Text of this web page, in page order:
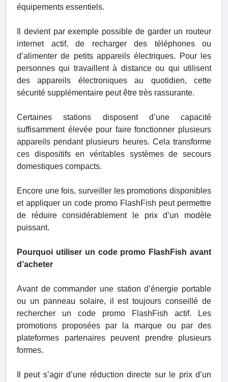
équipements essentiels.
Il devient par exemple possible de garder un routeur
internet actif, de recharger des téléphones ou
d’alimenter de petits appareils électriques. Pour les
personnes qui travaillent à distance ou qui utilisent
des appareils électroniques au quotidien, cette
sécurité supplémentaire peut être très rassurante.
Certaines stations disposent d’une capacité
suffisamment élevée pour faire fonctionner plusieurs
appareils pendant plusieurs heures. Cela transforme
ces dispositifs en véritables systèmes de secours
domestiques compacts.
Encore une fois, surveiller les promotions disponibles
et appliquer un code promo FlashFish peut permettre
de réduire considérablement le prix d’un modèle
puissant.
Pourquoi utiliser un code promo FlashFish avant
d’acheter
Avant de commander une station d’énergie portable
ou un panneau solaire, il est toujours conseillé de
rechercher un code promo FlashFish actif. Les
promotions proposées par la marque ou par des
plateformes partenaires peuvent prendre plusieurs
formes.
Il peut s’agir d’une réduction directe sur le prix d’un